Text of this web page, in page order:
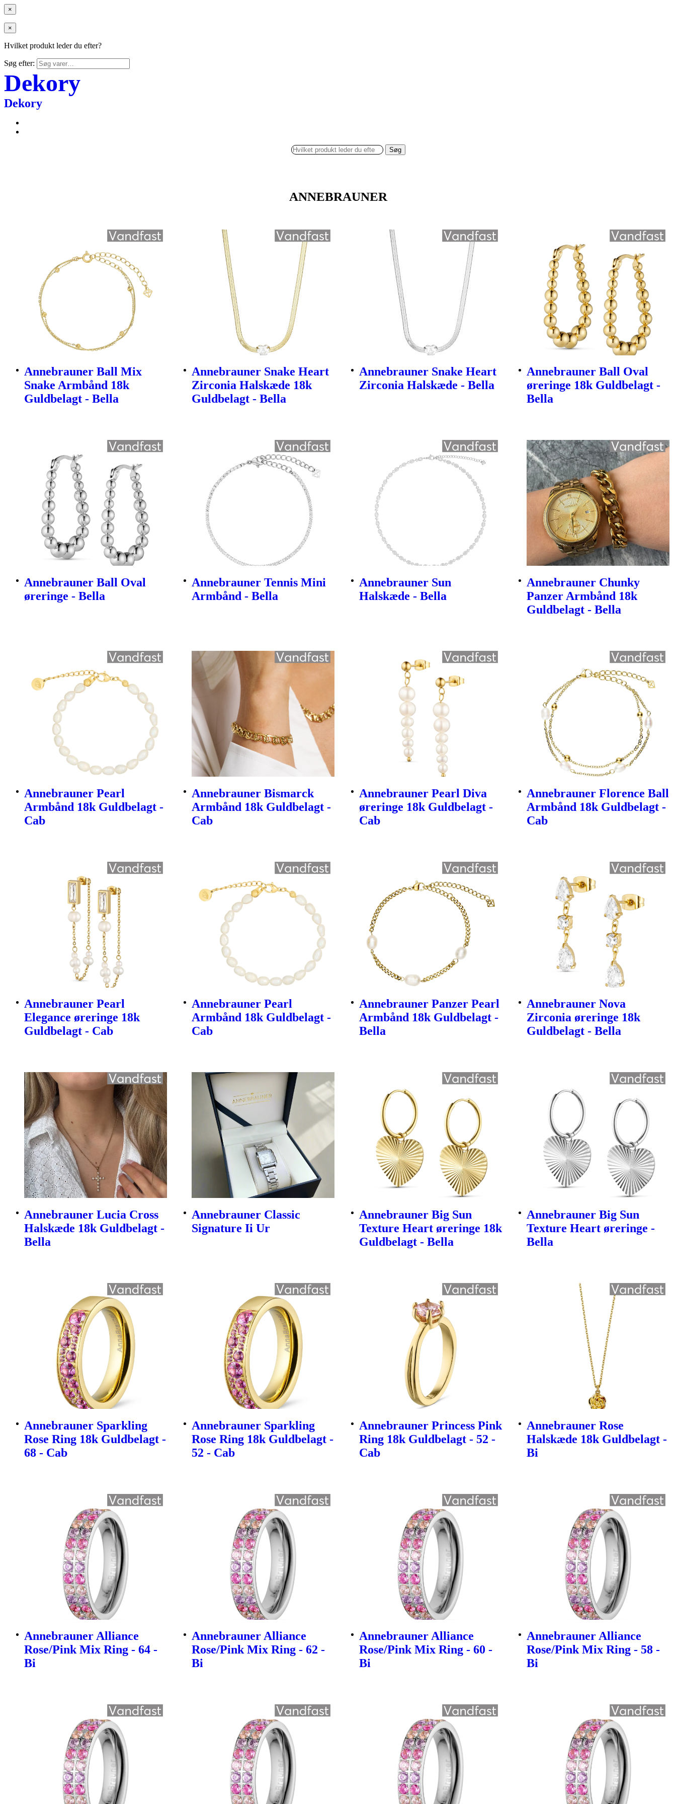
×
×
Hvilket produkt leder du efter?
Søg efter:
Dekory
Dekory
Søg
ANNEBRAUNER
Annebrauner Ball Mix
Snake Armbånd 18k
Guldbelagt - Bella
Annebrauner Snake Heart
Zirconia Halskæde 18k
Guldbelagt - Bella
Annebrauner Snake Heart
Zirconia Halskæde - Bella
Annebrauner Ball Oval
øreringe 18k Guldbelagt -
Bella
Annebrauner Ball Oval
øreringe - Bella
Annebrauner Tennis Mini
Armbånd - Bella
Annebrauner Sun
Halskæde - Bella
Annebrauner Chunky
Panzer Armbånd 18k
Guldbelagt - Bella
Annebrauner Pearl
Armbånd 18k Guldbelagt -
Cab
Annebrauner Bismarck
Armbånd 18k Guldbelagt -
Cab
Annebrauner Pearl Diva
øreringe 18k Guldbelagt -
Cab
Annebrauner Florence Ball
Armbånd 18k Guldbelagt -
Cab
Annebrauner Pearl
Elegance øreringe 18k
Guldbelagt - Cab
Annebrauner Pearl
Armbånd 18k Guldbelagt -
Cab
Annebrauner Panzer Pearl
Armbånd 18k Guldbelagt -
Bella
Annebrauner Nova
Zirconia øreringe 18k
Guldbelagt - Bella
Annebrauner Lucia Cross
Halskæde 18k Guldbelagt -
Bella
Annebrauner Classic
Signature Ii Ur
Annebrauner Big Sun
Texture Heart øreringe 18k
Guldbelagt - Bella
Annebrauner Big Sun
Texture Heart øreringe -
Bella
Annebrauner Sparkling
Rose Ring 18k Guldbelagt -
68 - Cab
Annebrauner Sparkling
Rose Ring 18k Guldbelagt -
52 - Cab
Annebrauner Princess Pink
Ring 18k Guldbelagt - 52 -
Cab
Annebrauner Rose
Halskæde 18k Guldbelagt -
Bi
Annebrauner Alliance
Rose/Pink Mix Ring - 64 -
Bi
Annebrauner Alliance
Rose/Pink Mix Ring - 62 -
Bi
Annebrauner Alliance
Rose/Pink Mix Ring - 60 -
Bi
Annebrauner Alliance
Rose/Pink Mix Ring - 58 -
Bi